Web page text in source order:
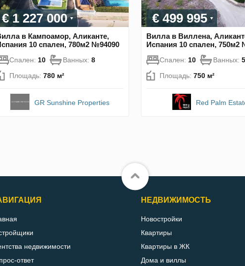
€ 1 227 000
в Кампоамор, Аликанте,
10 спален, 780м2 №94090
Спален: 10 Ванных: 8
Площадь: 780 м²
GR Sunshine Properties
€ 499 995
Вилла в Виллена,
Испания 10 спален, 750м2
Спален: 10 Ванных: 5
Площадь: 750 м²
Red Palm
недвижимости
ответ
НЕДВИЖИМОСТЬ
Новостройки
Квартиры
Квартиры в ЖК
Дома и виллы